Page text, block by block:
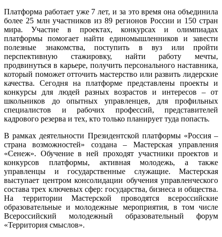
Платформа работает уже 7 лет, и за это время она объединила
более 25 млн участников из 89 регионов России и 150 стран
мира. Участие в проектах, конкурсах и олимпиадах
платформы помогает найти единомышленников и завести
полезные знакомства, поступить в вуз или пройти
перспективную стажировку, найти работу мечты,
продвинуться в карьере, получить персонального наставника,
который поможет отточить мастерство или развить лидерские
качества. Сегодня на платформе представлены проекты и
конкурсы для людей разных возрастов и интересов – от
школьников до опытных управленцев, для профильных
специалистов и рабочих профессий, представителей
кадрового резерва и тех, кто только планирует туда попасть.
В рамках деятельности Президентской платформы «Россия –
страна возможностей» создана – Мастерская управления
«Сенеж». Обучение в ней проходят участники проектов и
конкурсов платформы, активная молодежь, а также
управленцы и государственные служащие. Мастерская
выступает центром консолидации обучения управленческого
состава трех ключевых сфер: государства, бизнеса и общества.
На территории Мастерской проводятся всероссийские
образовательные и молодежные мероприятия, в том числе
Всероссийский молодежный образовательный форум
«Территория смыслов».